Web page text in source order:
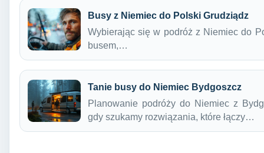
Busy z Niemiec do Polski Grudziądz
Wybierając się w podróż z Niemiec do
busem,…
Tanie busy do Niemiec Bydgoszcz
Planowanie podróży do Niemiec z
gdy szukamy rozwiązania, które łączy…